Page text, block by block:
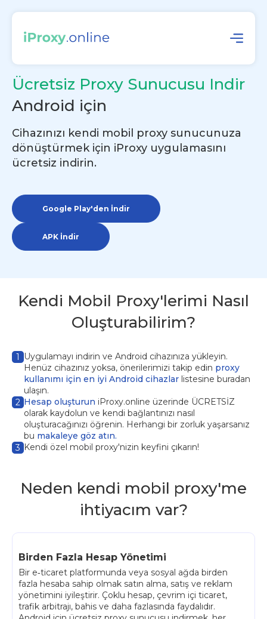
Ücretsiz Proxy Sunucusu Indir
Android için
Cihazınızı kendi mobil proxy sunucunuza
dönüştürmek için iProxy uygulamasını
ücretsiz indirin.
Google Play'den İndir
APK İndir
Kendi Mobil Proxy'lerimi Nasıl
Oluşturabilirim?
1 Uygulamayı indirin ve Android cihazınıza yükleyin.
Henüz cihazınız yoksa, önerilerimizi takip edin proxy
kullanımı için en iyi Android cihazlar listesine buradan
ulaşın.
2 Hesap oluşturun iProxy.online üzerinde ÜCRETSİZ
olarak kaydolun ve kendi bağlantınızı nasıl
oluşturacağınızı öğrenin. Herhangi bir zorluk yaşarsanız
bu makaleye göz atın.
3 Kendi özel mobil proxy'nizin keyfini çıkarın!
Neden kendi mobil proxy'me
ihtiyacım var?
Birden Fazla Hesap Yönetimi
Bir e‑ticaret platformunda veya sosyal ağda birden
fazla hesaba sahip olmak satın alma, satış ve reklam
yönetimini iyileştirir. Çoklu hesap, çevrim içi ticaret,
trafik arbitrajı, bahis ve daha fazlasında faydalıdır.